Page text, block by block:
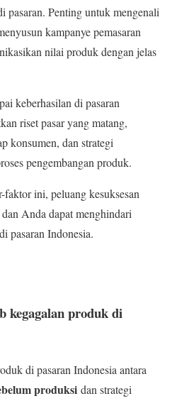
pasaran. Penting untuk mengenali
kampanye pemasaran
nilai produk dengan jelas
keberhasilan di pasaran
riset pasar yang matang,
konsumen, dan strategi
pengembangan produk.
ini, peluang kesuksesan
Anda dapat menghindari
pasaran Indonesia.
kegagalan produk di
di pasaran Indonesia antara
produksi dan strategi